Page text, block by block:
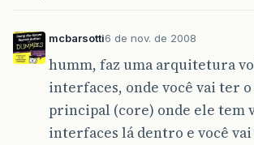
mcbarsotti6 de nov. de 2008
humm, faz uma arquitetura
interfaces, onde você vai ter o
principal (core) onde ele tem
interfaces lá dentro e você